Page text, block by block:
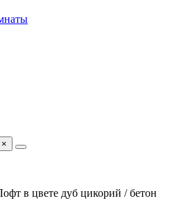
×
в цвете дуб цикорий / бетон